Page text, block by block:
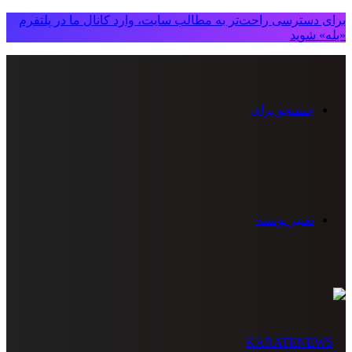
برای دسترسی راحت‌تر به مطالب سایت، وارد کانال ما در پلتفرم
«بله» شوید
جستجو برای
تغییر پوسته